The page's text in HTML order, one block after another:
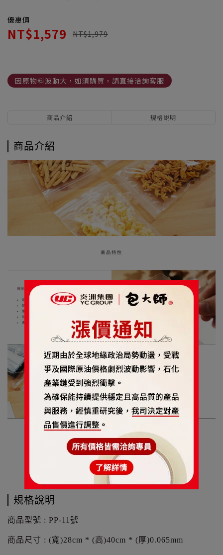
因原物料波動大，如須購買，請直接洽詢客服
優惠價
NT$1,579 NT$1,979
商品介紹 規格說明
商品介紹
規格說明
商品型號 : PP-11號
商品尺寸 : (寬)28cm * (高)40cm * (厚)0.065mm